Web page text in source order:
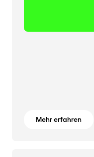
Mehr erfahren